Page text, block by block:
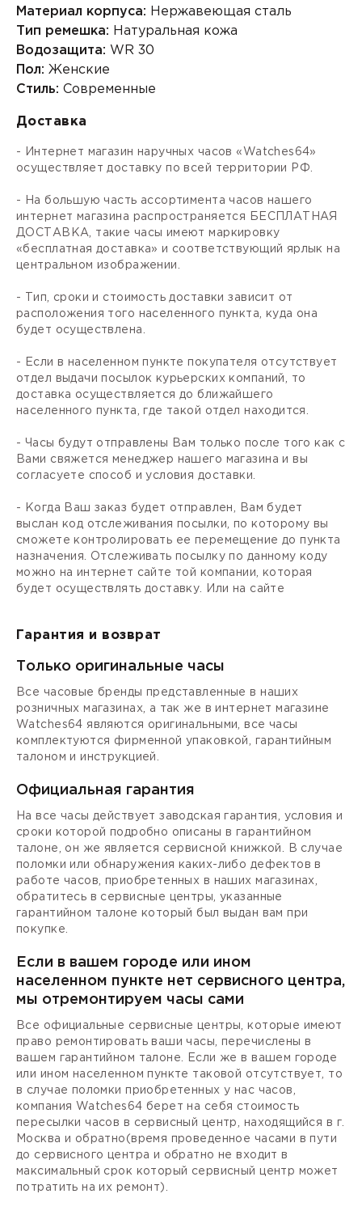
Материал корпуса: Нержавеющая сталь
Тип ремешка: Натуральная кожа
Водозащита: WR 30
Пол: Женские
Стиль: Современные
Доставка
- Интернет магазин наручных часов «Watches64»
осуществляет доставку по всей территории РФ.
- На большую часть ассортимента часов нашего
интернет магазина распространяется БЕСПЛАТНАЯ
ДОСТАВКА, такие часы имеют маркировку
«бесплатная доставка» и соответствующий ярлык на
центральном изображении.
- Тип, сроки и стоимость доставки зависит от
расположения того населенного пункта, куда она
будет осуществлена.
- Если в населенном пункте покупателя отсутствует
отдел выдачи посылок курьерских компаний, то
доставка осуществляется до ближайшего
населенного пункта, где такой отдел находится.
- Часы будут отправлены Вам только после того как с
Вами свяжется менеджер нашего магазина и вы
согласуете способ и условия доставки.
- Когда Ваш заказ будет отправлен, Вам будет
выслан код отслеживания посылки, по которому вы
сможете контролировать ее перемещение до пункта
назначения. Отслеживать посылку по данному коду
можно на интернет сайте той компании, которая
будет осуществлять доставку. Или на сайте
Гарантия и возврат
Только оригинальные часы
Все часовые бренды представленные в наших
розничных магазинах, а так же в интернет магазине
Watches64 являются оригинальными, все часы
комплектуются фирменной упаковкой, гарантийным
талоном и инструкцией.
Официальная гарантия
На все часы действует заводская гарантия, условия и
сроки которой подробно описаны в гарантийном
талоне, он же является сервисной книжкой. В случае
поломки или обнаружения каких-либо дефектов в
работе часов, приобретенных в наших магазинах,
обратитесь в сервисные центры, указанные
гарантийном талоне который был выдан вам при
покупке.
Если в вашем городе или ином
населенном пункте нет сервисного центра,
мы отремонтируем часы сами
Все официальные сервисные центры, которые имеют
право ремонтировать ваши часы, перечислены в
вашем гарантийном талоне. Если же в вашем городе
или ином населенном пункте таковой отсутствует, то
в случае поломки приобретенных у нас часов,
компания Watches64 берет на себя стоимость
пересылки часов в сервисный центр, находящийся в г.
Москва и обратно(время проведенное часами в пути
до сервисного центра и обратно не входит в
максимальный срок который сервисный центр может
потратить на их ремонт).